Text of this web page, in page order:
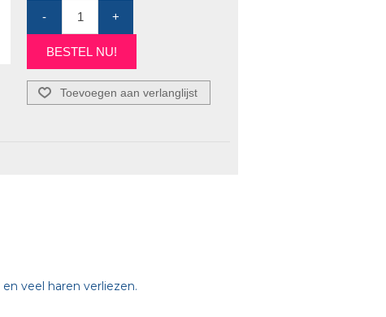
- +
BESTEL NU!
Toevoegen aan verlanglijst
veel haren verliezen.